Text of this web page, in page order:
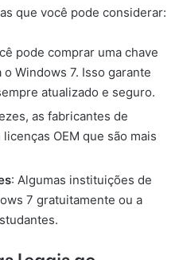
que você pode considerar:
pode comprar uma chave
Windows 7. Isso garante
atualizado e seguro.
as fabricantes de
OEM que são mais
: Algumas instituições de
7 gratuitamente ou a